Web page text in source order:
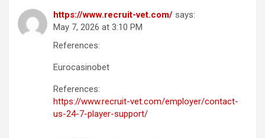
https://www.recruit-vet.com/ says:
May 7, 2026 at 3:10 PM
References:
Eurocasinobet
References:
https://www.recruit-vet.com/employer/contact-
us-24-7-player-support/